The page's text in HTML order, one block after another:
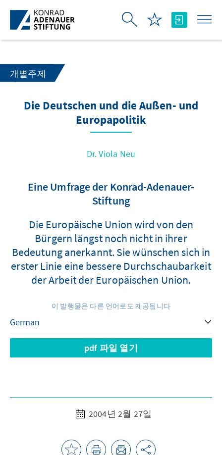
Skip to Main Content
개별주제
Die Deutschen und die Außen- und
Europapolitik
Dr. Viola Neu
Eine Umfrage der Konrad-Adenauer-
Stiftung
Die Europäische Union wird von den
Bürgern längst noch nicht in ihrer
Bedeutung anerkannt. Sie wünschen sich in
erster Linie eine bessere Durchschaubarkeit
der Arbeit der Europäischen Union.
이 발행물은 다른 언어로도 제공됩니다
pdf 파일 열기
2004년 2월 27일